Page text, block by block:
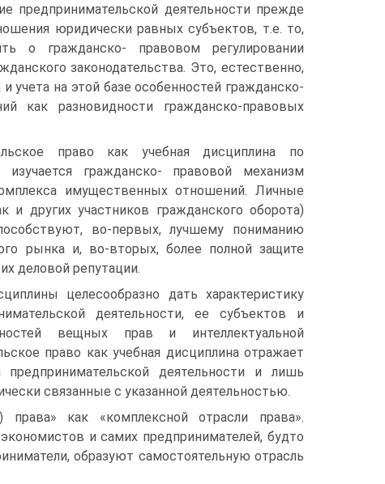
предпринимательской деятельности прежде
юридически равных субъектов, т.е. то,
о гражданско- правовом регулировании
законодательства. Это, естественно,
учета на этой базе особенностей гражданско-
как разновидности гражданско-правовых
право как учебная дисциплина по
гражданско- правовой механизм
имущественных отношений. Личные
других участников гражданского оборота)
во-первых, лучшему пониманию
рынка и, во-вторых, более полной защите
деловой репутации.
целесообразно дать характеристику
деятельности, ее субъектов и
вещных прав и интеллектуальной
право как учебная дисциплина отражает
предпринимательской деятельности и лишь
связанные с указанной деятельностью.
права» как «комплексной отрасли права».
и самих предпринимателей, будто
образуют самостоятельную отрасль